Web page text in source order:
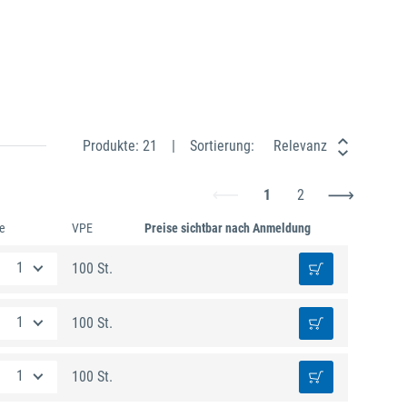
Produkte: 21 Sortierung: Relevanz
1 2
VPE Preise sichtbar nach Anmeldung
100 St.
100 St.
100 St.